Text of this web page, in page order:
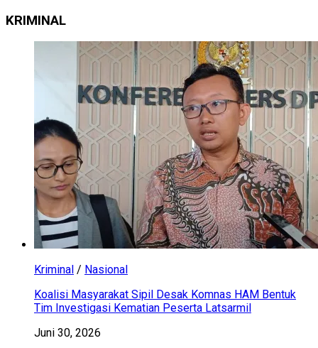
KRIMINAL
Kriminal / Nasional
Koalisi Masyarakat Sipil Desak Komnas HAM Bentuk
Tim Investigasi Kematian Peserta Latsarmil
Juni 30, 2026